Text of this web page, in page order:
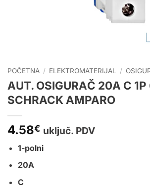
POČETNA / ELEKTROMATERIJAL /
AUT. OSIGURAČ 20A C
SCHRACK AMPARO
4.58€ uključ. PDV
1-polni
20A
C